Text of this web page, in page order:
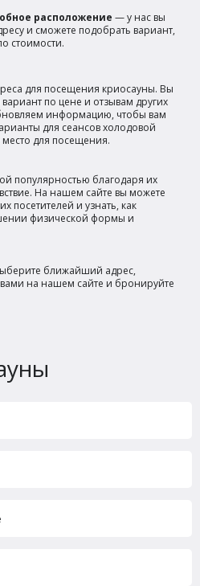
расположение — у нас вы
и сможете подобрать вариант,
стоимости.
для посещения криосауны. Вы
по цене и отзывам других
информацию, чтобы вам
для сеансов холодовой
для посещения.
популярностью благодаря их
На нашем сайте вы можете
посетителей и узнать, как
физической формы и
ближайший адрес,
на нашем сайте и бронируйте